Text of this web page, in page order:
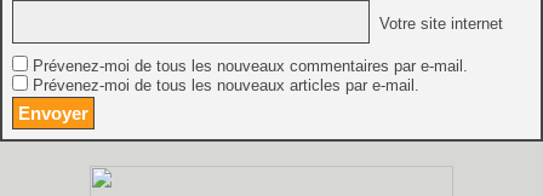
Votre site internet
Prévenez-moi de tous les nouveaux commentaires par e-mail.
Prévenez-moi de tous les nouveaux articles par e-mail.